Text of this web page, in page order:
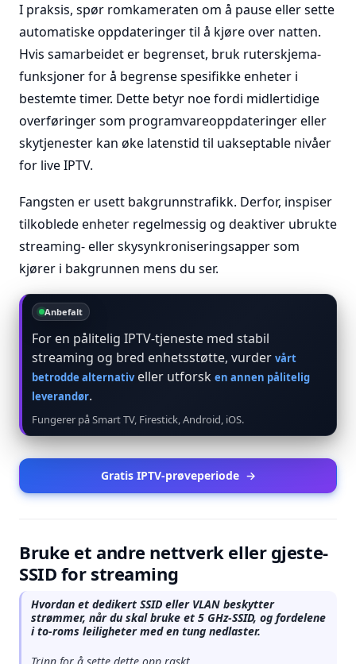
I praksis, spør romkameraten om å pause eller sette
automatiske oppdateringer til å kjøre over natten.
Hvis samarbeidet er begrenset, bruk ruterskjema-
funksjoner for å begrense spesifikke enheter i
bestemte timer. Dette betyr noe fordi midlertidige
overføringer som programvareoppdateringer eller
skytjenester kan øke latenstid til uakseptable nivåer
for live IPTV.
Fangsten er usett bakgrunnstrafikk. Derfor, inspiser
tilkoblede enheter regelmessig og deaktiver ubrukte
streaming- eller skysynkroniseringsapper som
kjører i bakgrunnen mens du ser.
Anbefalt
For en pålitelig IPTV-tjeneste med stabil
streaming og bred enhetsstøtte, vurder vårt
betrodde alternativeller utforsk en annen pålitelig
leverandør.
Fungerer på Smart TV, Firestick, Android, iOS.
Gratis IPTV-prøveperiode →
Bruke et andre nettverk eller gjeste-
SSID for streaming
Hvordan et dedikert SSID eller VLAN beskytter
strømmer, når du skal bruke et 5 GHz-SSID, og fordelene
i to-roms leiligheter med en tung nedlaster.